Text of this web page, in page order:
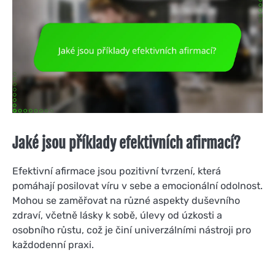
Jaké jsou příklady efektivních afirmací?
Efektivní afirmace jsou pozitivní tvrzení, která
pomáhají posilovat víru v sebe a emocionální odolnost.
Mohou se zaměřovat na různé aspekty duševního
zdraví, včetně lásky k sobě, úlevy od úzkosti a
osobního růstu, což je činí univerzálními nástroji pro
každodenní praxi.